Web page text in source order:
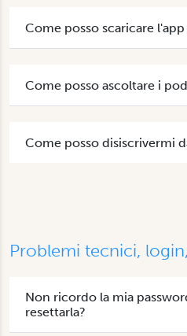
Come posso scaricare
Come posso ascoltare i
Come posso disiscrivermi
Problemi tecnici,
Non ricordo la mia
resettarla?